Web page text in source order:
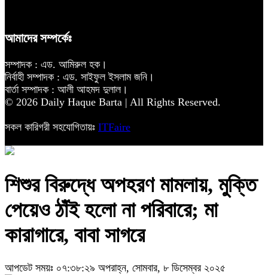
আমাদের সম্পর্কেঃ
সম্পাদক : এড. আমিরুল হক।
নির্বাহী সম্পাদক : এড. সাইফুল ইসলাম জনি।
বার্তা সম্পাদক : আলী আহমদ দুলাল।
© 2026 Daily Haque Barta | All Rights Reserved.
সকল কারিগরী সহযোগিতায়ঃ ITFaire
শিশুর বিরুদ্ধে অপহরণ মামলায়, মুক্তি
পেয়েও ঠাঁই হলো না পরিবারে; মা
কারাগারে, বাবা সাগরে
আপডেট সময়ঃ ০৭:৩৮:২৯ অপরাহ্ন, সোমবার, ৮ ডিসেম্বর ২০২৫